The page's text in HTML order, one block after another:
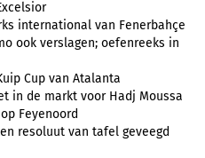
international van Fenerbahçe
ook verslagen; oefenreeks in
Cup van Atalanta
in de markt voor Hadj Moussa
Feyenoord
resoluut van tafel geveegd